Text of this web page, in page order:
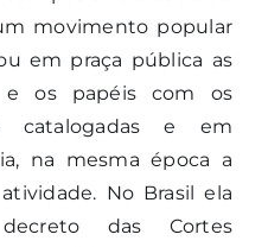
movimento popular
em praça pública as
e os papéis com os
catalogadas e em
na mesma época a
No Brasil ela
das Cortes